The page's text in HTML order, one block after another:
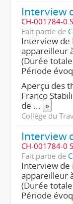
CH-001784-0
Fait partie de
Interview de
appareilleur
(Durée
Période
Aperçu des
Franco
de ... »
Collège du
CH-001784-0
Fait partie de
Interview de
appareilleur
(Durée
Période